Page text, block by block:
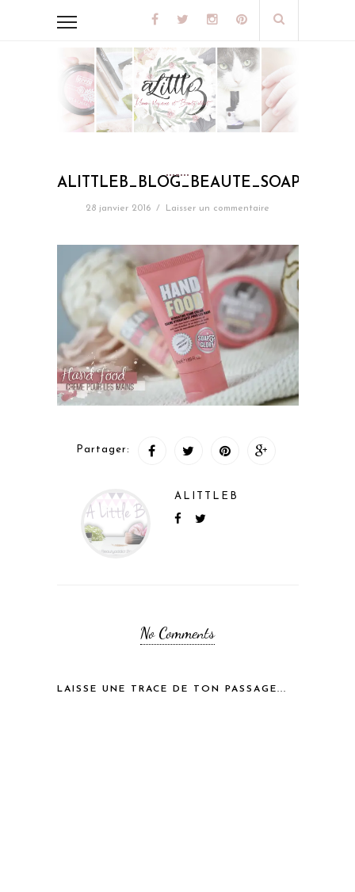
28 janvier 2016 / Laisser un commentaire
Partager:
ALITTLEB
No Comments
LAISSE UNE TRACE DE TON PASSAGE...